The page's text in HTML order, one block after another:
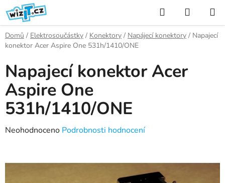
Přejít
na
obsah
Hledat
KOŠÍK
Domů / Elektrosoučástky / Konektory / Napájecí konektory / Napajecí
konektor Acer Aspire One 531h/1410/ONE
Napajecí konektor Acer
Aspire One
531h/1410/ONE
Průměrné
Neohodnoceno Podrobnosti hodnocení